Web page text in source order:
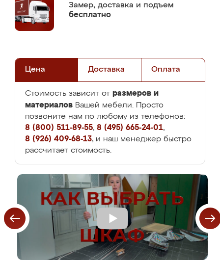
Замер, доставка и подъем
бесплатно
Цена Доставка Оплата
Стоимость зависит от размеров и
материалов Вашей мебели. Просто
позвоните нам по любому из телефонов:
8 (800) 511-89-55, 8 (495) 665-24-01,
8 (926) 409-68-13, и наш менеджер быстро
рассчитает стоимость.